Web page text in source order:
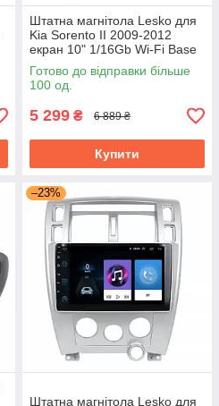
Штатна магнітола Lesko для
Kia Sorento II 2009-2012
екран 10" 1/16Gb Wi-Fi Base
GPS Android Кіа
Готово до відправки більше
100 од.
5 299 ₴ 6 889 ₴
Купити
–23%
Штатна магнітола Lesko для